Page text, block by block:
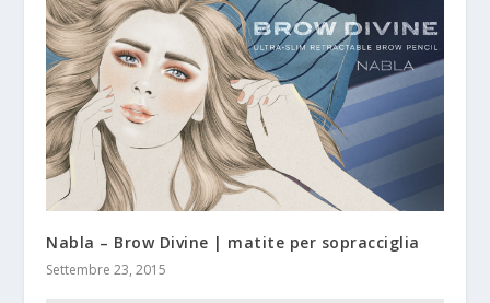
Nabla – Brow Divine | matite per sopracciglia
Settembre 23, 2015